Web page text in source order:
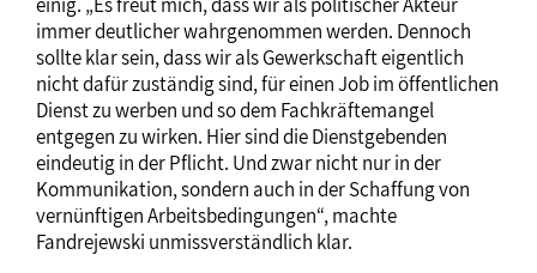
immer deutlicher wahrgenommen werden. Dennoch
sollte klar sein, dass wir als Gewerkschaft eigentlich
nicht dafür zuständig sind, für einen Job im öffentlichen
Dienst zu werben und so dem Fachkräftemangel
entgegen zu wirken. Hier sind die Dienstgebenden
eindeutig in der Pflicht. Und zwar nicht nur in der
Kommunikation, sondern auch in der Schaffung von
vernünftigen Arbeitsbedingungen“, machte
Fandrejewski unmissverständlich klar.